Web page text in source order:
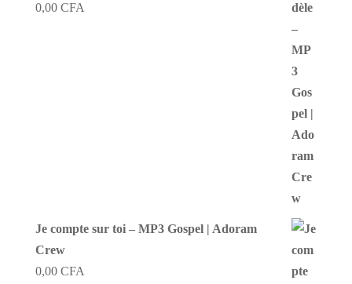
0,00 CFA
Je compte sur toi – MP3 Gospel | Adoram
Crew
0,00 CFA